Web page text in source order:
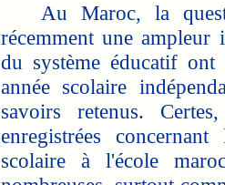
Au Maroc, la
récemment une ampleur
du système éducatif
année scolaire
savoirs retenus.
enregistrées
scolaire à l'école